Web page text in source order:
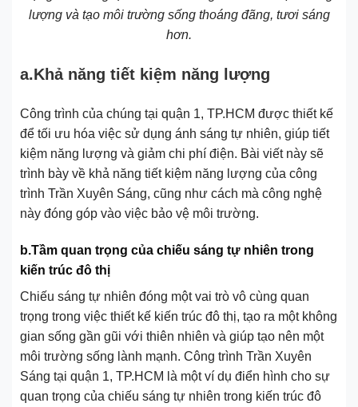
lượng và tạo môi trường sống thoáng đãng, tươi sáng
hơn.
a.Khả năng tiết kiệm năng lượng
Công trình của chúng tại quận 1, TP.HCM được thiết kế
để tối ưu hóa việc sử dụng ánh sáng tự nhiên, giúp tiết
kiệm năng lượng và giảm chi phí điện. Bài viết này sẽ
trình bày về khả năng tiết kiệm năng lượng của công
trình Trần Xuyên Sáng, cũng như cách mà công nghệ
này đóng góp vào việc bảo vệ môi trường.
b.Tầm quan trọng của chiếu sáng tự nhiên trong
kiến trúc đô thị
Chiếu sáng tự nhiên đóng một vai trò vô cùng quan
trọng trong việc thiết kế kiến trúc đô thị, tạo ra một không
gian sống gần gũi với thiên nhiên và giúp tạo nên một
môi trường sống lành mạnh. Công trình Trần Xuyên
Sáng tại quận 1, TP.HCM là một ví dụ điển hình cho sự
quan trọng của chiếu sáng tự nhiên trong kiến trúc đô